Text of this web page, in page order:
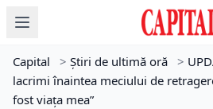
Capital > Știri de ultimă oră >
lacrimi înaintea meciului de
fost viața mea”